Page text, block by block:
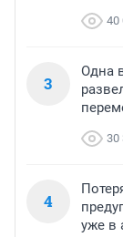
40
3
Одна
30
4
уже в